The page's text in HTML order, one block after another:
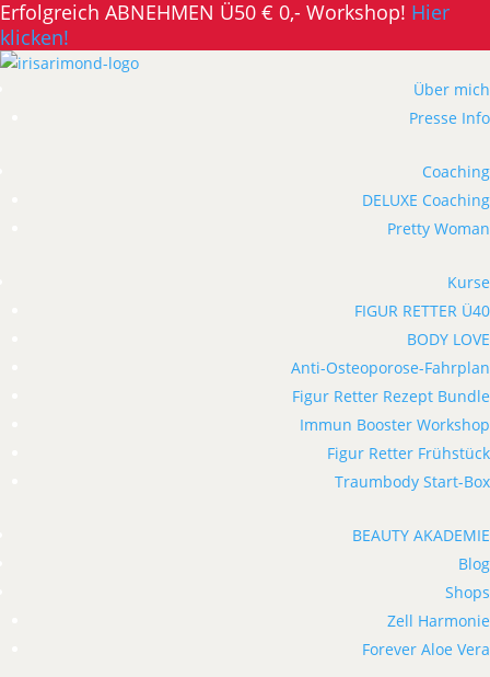
Erfolgreich ABNEHMEN Ü50 € 0,- Workshop! Hier
klicken!
Über mich
Presse Info
Coaching
DELUXE Coaching
Pretty Woman
Kurse
FIGUR RETTER Ü40
BODY LOVE
Anti-Osteoporose-Fahrplan
Figur Retter Rezept Bundle
Immun Booster Workshop
Figur Retter Frühstück
Traumbody Start-Box
BEAUTY AKADEMIE
Blog
Shops
Zell Harmonie
Forever Aloe Vera